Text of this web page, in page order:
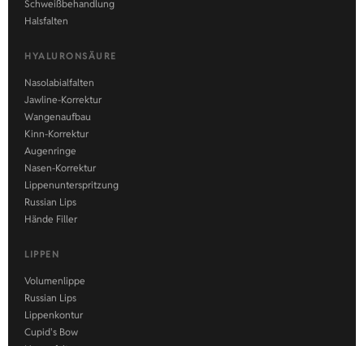
Schweißbehandlung
Halsfalten
HYALURONSÄURE
Nasolabialfalten
Jawline-Korrektur
Wangenaufbau
Kinn-Korrektur
Augenringe
Nasen-Korrektur
Lippenunterspritzung
Russian Lips
Hände Filler
LIPPEN
Volumenlippe
Russian Lips
Lippenkontur
Cupid's Bow